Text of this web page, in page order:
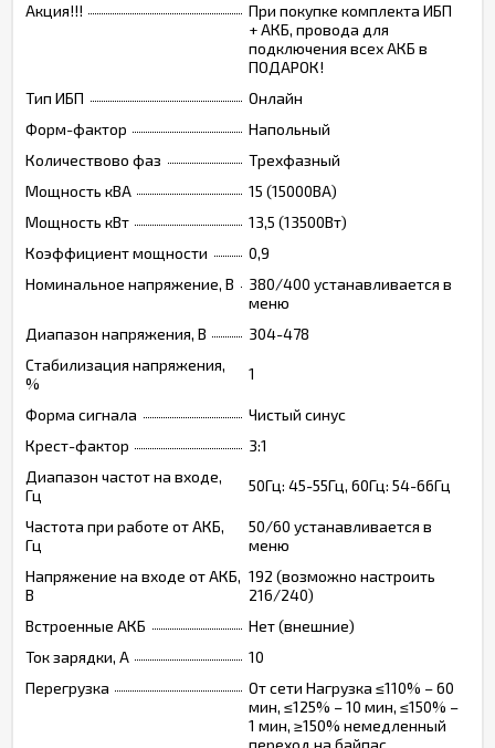
Акция!!!
При покупке комплекта ИБП
+ АКБ, провода для
подключения всех АКБ в
ПОДАРОК!
Тип ИБП
Онлайн
Форм-фактор
Напольный
Количествово фаз
Трехфазный
Мощность кВА
15 (15000ВА)
Мощность кВт
13,5 (13500Вт)
Коэффициент мощности
0,9
Номинальное напряжение, В
380/400 устанавливается в
меню
Диапазон напряжения, В
304-478
Стабилизация напряжения,
%
1
Форма сигнала
Чистый синус
Крест-фактор
3:1
Диапазон частот на входе,
Гц
50Гц: 45-55Гц, 60Гц: 54-66Гц
Частота при работе от АКБ,
Гц
50/60 устанавливается в
меню
Напряжение на входе от АКБ,
В
192 (возможно настроить
216/240)
Встроенные АКБ
Нет (внешние)
Ток зарядки, А
10
Перегрузка
От сети Нагрузка ≤110% – 60
мин, ≤125% – 10 мин, ≤150% –
1 мин, ≥150% немедленный
переход на байпас